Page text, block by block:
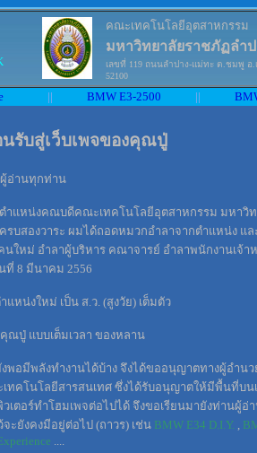
คณะเทคโนโลยีอุตสาหกรรม
มหาวิทยาลัยราชภัฏลำป
เลขที่ 119 ถนนลำปาง-แม่ทะ ต.ชมพู อ.
52100
|| BMW E3-2500 ||
รับสู่เว็บเพจของคุณปู่
อ่านทุกท่าน
ำแหน่งคณบดีคณะเทคโนโลยีอุตสาหกรรม มหาวิ
รบสองวาระ ผมได้ถอดหมวกอำลาจากตำแหน่ง แ
ใหม่ อำลาผู้บริหาร คณาจารย์ อำลาพนักงานเจ้า
ที่ 8 มีนาคม 2556
แหน่งใหม่ เป็น ส.ว. (สูงวัย) เต็มตัว
คุณปู่ แบบเต็มเวลา ของหลาน
งพอมีพลังทำงานได้บ้าง จึงได้ขออนุญาตทางผู้อำน
เทคโนโลยีสารสนเทศ ซึ่งได้รับอนุญาตให้มีพื้นที่บน
เตอร์ทำโฮมเพจต่อไปได้ จึงขอเรียนมายังท่านผู้อ่า
จะยังคงมีอยู่ต่อไป (ถาวร) เช่น BMW E34 D.I.Y. ,
....